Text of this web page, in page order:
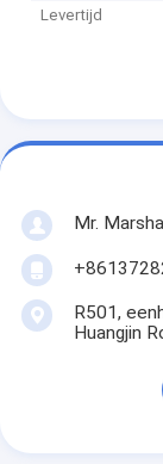
Levertijd
Mr.
R501,
Huangjin